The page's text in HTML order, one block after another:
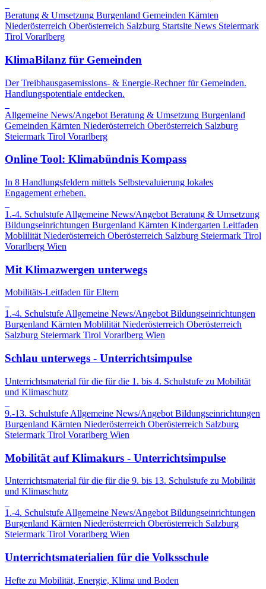
Beratung & Umsetzung Burgenland Gemeinden Kärnten
Niederösterreich Oberösterreich Salzburg Startsite News Steiermark
Tirol Vorarlberg
KlimaBilanz für Gemeinden
Der Treibhausgasemissions- & Energie-Rechner für Gemeinden.
Handlungspotentiale entdecken.
Allgemeine News/Angebot Beratung & Umsetzung Burgenland
Gemeinden Kärnten Niederösterreich Oberösterreich Salzburg
Steiermark Tirol Vorarlberg
Online Tool: Klimabündnis Kompass
In 8 Handlungsfeldern mittels Selbstevaluierung lokales
Engagement erheben.
1.-4. Schulstufe Allgemeine News/Angebot Beratung & Umsetzung
Bildungseinrichtungen Burgenland Kärnten Kindergarten Leitfaden
Moblilität Niederösterreich Oberösterreich Salzburg Steiermark Tirol
Vorarlberg Wien
Mit Klimazwergen unterwegs
Mobilitäts-Leitfaden für Eltern
1.-4. SchulstufeAllgemeine News/Angebot Bildungseinrichtungen
Burgenland Kärnten Moblilität Niederösterreich Oberösterreich
Salzburg Steiermark Tirol Vorarlberg Wien
Schlau unterwegs - Unterrichtsimpulse
Unterrichtsmaterial für die für die 1. bis 4. Schulstufe zu Mobilität
und Klimaschutz
9.-13. Schulstufe Allgemeine News/Angebot Bildungseinrichtungen
Burgenland Kärnten Niederösterreich Oberösterreich Salzburg
Steiermark Tirol Vorarlberg Wien
Mobilität auf Klimakurs - Unterrichtsimpulse
Unterrichtsmaterial für die für die 9. bis 13. Schulstufe zu Mobilität
und Klimaschutz
1.-4. Schulstufe Allgemeine News/Angebot Bildungseinrichtungen
Burgenland Kärnten Niederösterreich Oberösterreich Salzburg
Steiermark Tirol Vorarlberg Wien
Unterrichtsmaterialien für die Volksschule
Hefte zu Mobilität, Energie, Klima und Boden